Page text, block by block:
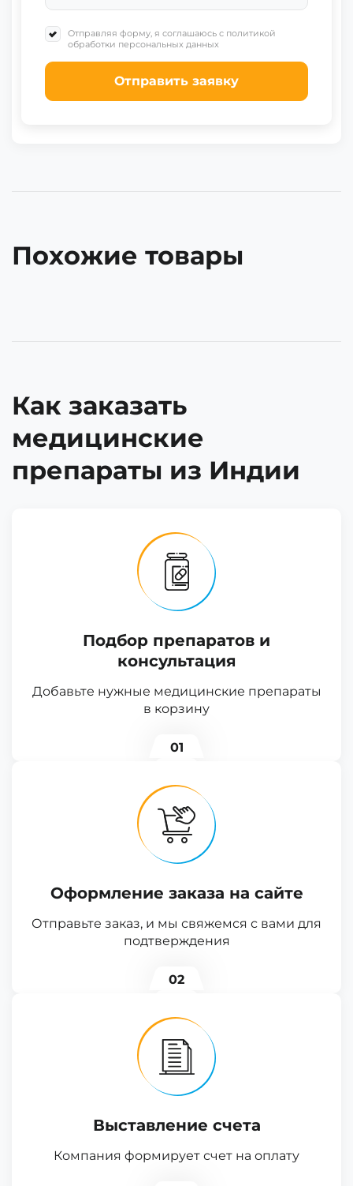
Отправляя форму, я соглашаюсь с политикой
обработки персональных данных
Отправить заявку
Похожие товары
Как заказать
медицинские
препараты из Индии
Подбор препаратов и
консультация
Добавьте нужные медицинские препараты
в корзину
01
Оформление заказа на сайте
Отправьте заказ, и мы свяжемся с вами для
подтверждения
02
Выставление счета
Компания формирует счет на оплату